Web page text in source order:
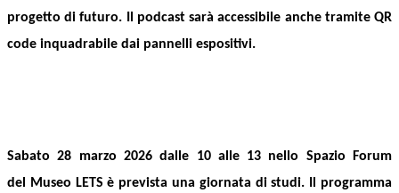
progetto di futuro. Il podcast sarà accessibile anche tramite QR
code inquadrabile dai pannelli espositivi.
Sabato 28 marzo 2026 dalle 10 alle 13 nello Spazio Forum
del Museo LETS è prevista una giornata di studi. Il programma